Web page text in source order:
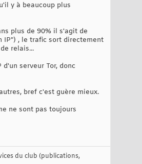
y à beaucoup plus
plus de 90% il s'agit de
IP") , le trafic sort directement
relais...
serveur Tor, donc
bref c'est guère mieux.
ne sont pas toujours
du club (publications,